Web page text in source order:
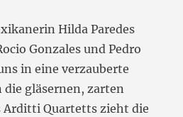
Hilda Paredes
Gonzales und Pedro
in eine verzauberte
gläsernen, zarten
Arditti Quartettszieht die